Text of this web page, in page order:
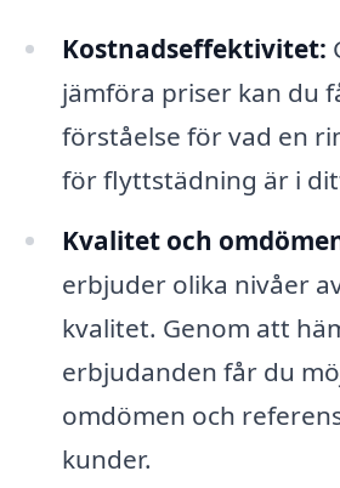
Kostnadseffektivitet:
jämföra priser kan du
förståelse för vad en
för flyttstädning är i
Kvalitet och
erbjuder olika nivåer
kvalitet. Genom att
erbjudanden får du
omdömen och
kunder.